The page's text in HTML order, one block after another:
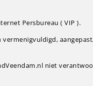
Persbureau ( VIP ).
niet